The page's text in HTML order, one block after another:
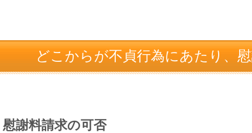
どこからが不貞行為にあたり、
慰謝料請求の可否